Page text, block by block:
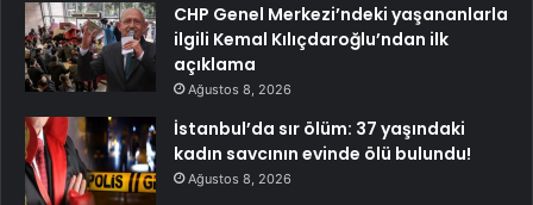
CHP Genel Merkezi’ndeki yaşananlarla
ilgili Kemal Kılıçdaroğlu’ndan ilk
açıklama
Ağustos 8, 2026
İstanbul’da sır ölüm: 37 yaşındaki
kadın savcının evinde ölü bulundu!
Ağustos 8, 2026